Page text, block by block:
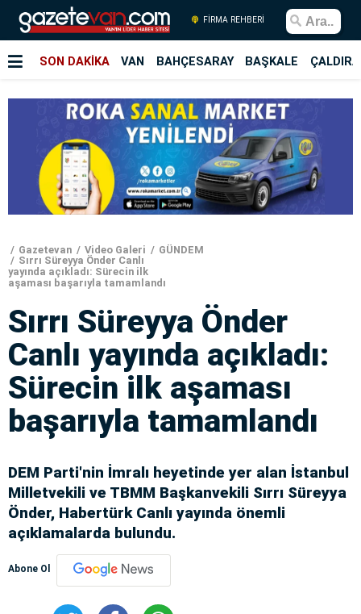
FİRMA REHBERİ
SON DAKİKA VAN BAHÇESARAY BAŞKALE
Gazetevan Video Galeri
GÜNDEM
Sırrı Süreyya Önder Canlı
yayında açıkladı: Sürecin ilk
aşaması başarıyla tamamlandı
Sırrı Süreyya Önder
Canlı yayında açıkladı:
Sürecin ilk aşaması
başarıyla tamamlandı
DEM Parti'nin İmralı heyetinde yer alan İstanbul
Milletvekili ve TBMM Başkanvekili Sırrı Süreyya
Önder, Habertürk Canlı yayında önemli
açıklamalarda bulundu.
Abone Ol